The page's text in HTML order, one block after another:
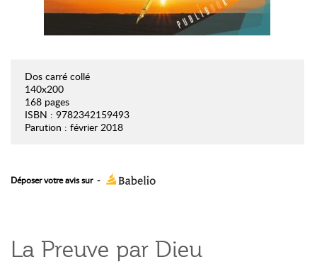
Dos carré collé
140x200
168 pages
ISBN : 9782342159493
Parution : février 2018
Déposer votre avis sur -
La Preuve par Dieu